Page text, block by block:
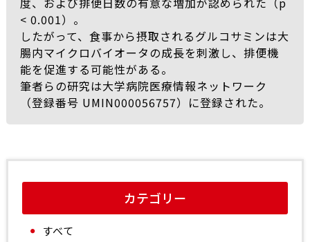
< 0.001）。
したがって、食事から摂取されるグルコサミンは大
腸内マイクロバイオータの成長を刺激し、排便機
能を促進する可能性がある。
筆者らの研究は大学病院医療情報ネットワーク
（登録番号 UMIN000056757）に登録された。
カテゴリー
すべて